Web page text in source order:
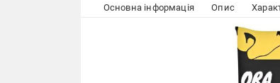
Основна інформація Опис